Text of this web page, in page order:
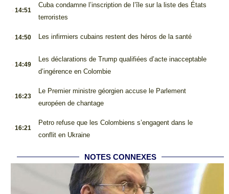
14:51
Cuba condamne l’inscription de l’île sur la liste des États
terroristes
14:50 Les infirmiers cubains restent des héros de la santé
14:49
Les déclarations de Trump qualifiées d’acte inacceptable
d’ingérence en Colombie
16:23
Le Premier ministre géorgien accuse le Parlement
européen de chantage
16:21
Petro refuse que les Colombiens s’engagent dans le
conflit en Ukraine
NOTES CONNEXES